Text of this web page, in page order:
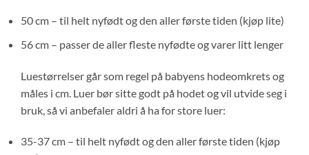
50 cm – til helt nyfødt og den aller første tiden (kjøp lite)
56 cm – passer de aller fleste nyfødte og varer litt lenger
Luestørrelser går som regel på babyens hodeomkrets og
måles i cm. Luer bør sitte godt på hodet og vil utvide seg i
bruk, så vi anbefaler aldri å ha for store luer:
35-37 cm – til helt nyfødt og den aller første tiden (kjøp